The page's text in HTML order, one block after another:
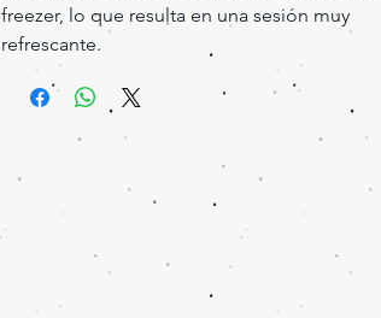
freezer, lo que resulta en una sesión muy
refrescante.